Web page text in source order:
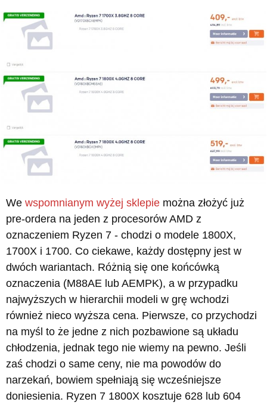
We wspomnianym wyżej sklepie można złożyć już
pre-ordera na jeden z procesorów AMD z
oznaczeniem Ryzen 7 - chodzi o modele 1800X,
1700X i 1700. Co ciekawe, każdy dostępny jest w
dwóch wariantach. Różnią się one końcówką
oznaczenia (M88AE lub AEMPK), a w przypadku
najwyższych w hierarchii modeli w grę wchodzi
również nieco wyższa cena. Pierwsze, co przychodzi
na myśl to że jedne z nich pozbawione są układu
chłodzenia, jednak tego nie wiemy na pewno. Jeśli
zaś chodzi o same ceny, nie ma powodów do
narzekań, bowiem spełniają się wcześniejsze
doniesienia. Ryzen 7 1800X kosztuje 628 lub 604